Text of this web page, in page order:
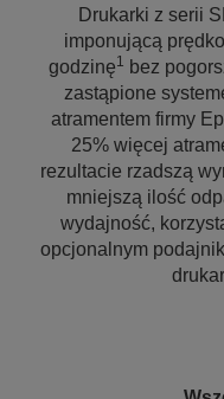
Drukarki z serii
imponującą
godzinę1 bez
zastąpione
atramentem firmy
25% więcej
rezultacie rzadszą
mniejszą ilość
wydajność,
opcjonalnym